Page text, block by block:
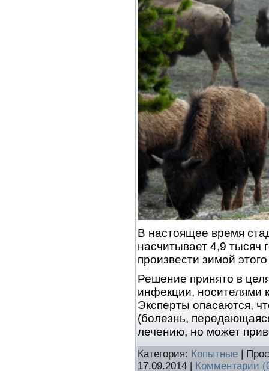
В настоящее время
насчитывает 4,9 тысяч
произвести зимой
Решение принято в
инфекции, носителями
Эксперты опасаются,
(болезнь,
лечению, но может
Категория: Копытные |
17.09.2014 | Комментарии